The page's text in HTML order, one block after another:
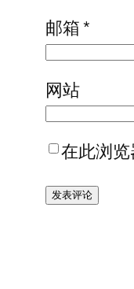
邮箱*
网站
在此浏